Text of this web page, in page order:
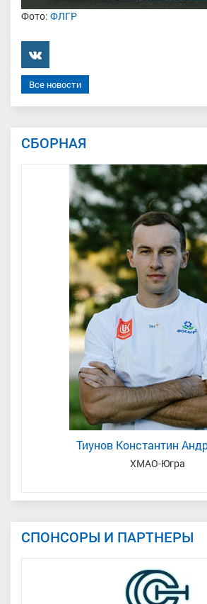
Фото: ФЛГР
���������
Все новости
СБОРНАЯ
Тиунов Константин
ХМАО-Югра
СПОНСОРЫ И ПАРТНЕРЫ